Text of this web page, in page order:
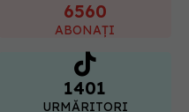
1401
URMĂRITORI